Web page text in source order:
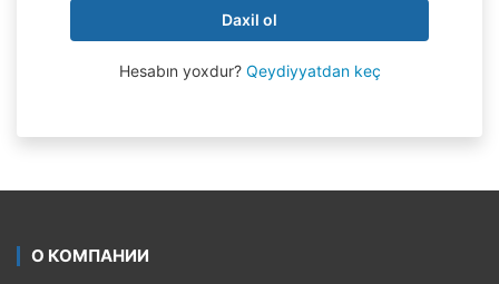
Daxil ol
Hesabın yoxdur? Qeydiyyatdan keç
О КОМПАНИИ